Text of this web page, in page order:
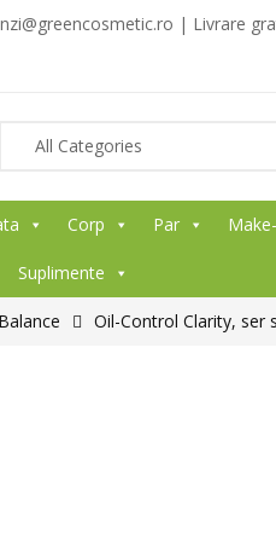
| Livrare
Corp Par
Suplimente
Oil-Control Clarity, ser